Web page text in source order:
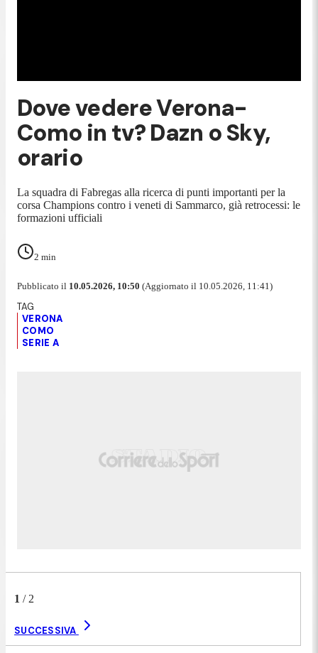
Dove vedere Verona-
Como in tv? Dazn o Sky,
orario
La squadra di Fabregas alla ricerca di punti importanti per la
corsa Champions contro i veneti di Sammarco, già retrocessi: le
formazioni ufficiali
2 min
Pubblicato il 10.05.2026, 10:50 (Aggiornato il 10.05.2026, 11:41)
VERONA
COMO
SERIE A
1 / 2
SUCCESSIVA